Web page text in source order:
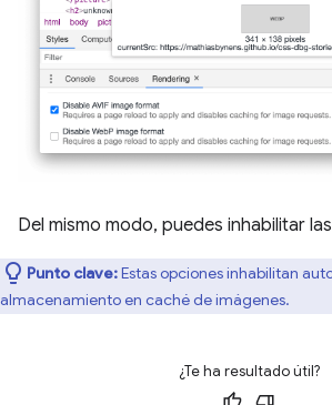
Del mismo modo, puedes inhabilitar
Punto clave:Estas opciones inhabilitan
almacenamiento en caché de imágenes.
¿Te ha resultado útil?